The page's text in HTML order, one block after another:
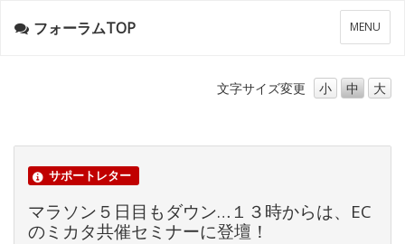
メ
ニ
ー
MENU
フォーラムTOP
文字サイズ変更 小 中 大
サポートレター
マラソン５日目もダウン…１３時からは、EC
のミカタ共催セミナーに登壇！